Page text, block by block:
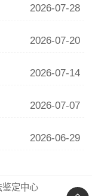
2026-07-28
2026-07-20
2026-07-14
2026-07-07
2026-06-29
鉴定中心